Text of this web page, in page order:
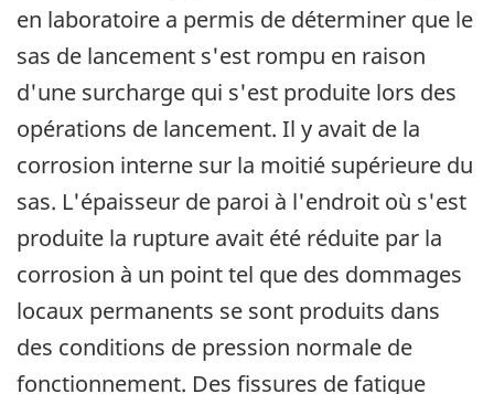
en laboratoire a permis de déterminer que le
sas de lancement s'est rompu en raison
d'une surcharge qui s'est produite lors des
opérations de lancement. Il y avait de la
corrosion interne sur la moitié supérieure du
sas. L'épaisseur de paroi à l'endroit où s'est
produite la rupture avait été réduite par la
corrosion à un point tel que des dommages
locaux permanents se sont produits dans
des conditions de pression normale de
fonctionnement. Des fissures de fatigue